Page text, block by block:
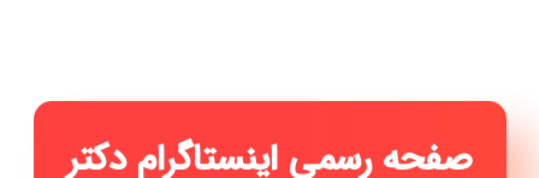
صفحه رسمی اینستاگرام دکتر